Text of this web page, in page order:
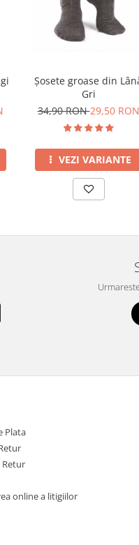
Șosete groase din
Gri
34,90 RON29,50 RON
VEZI VARIANTE
Plata
Retur
online a litigiilor